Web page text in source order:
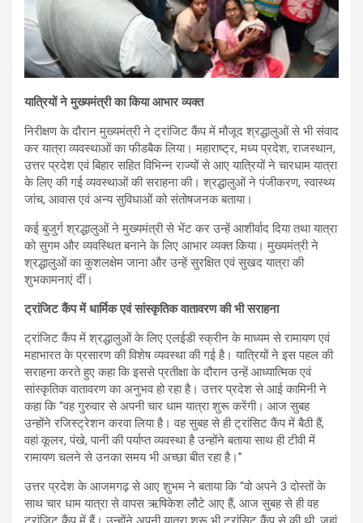
यात्रियों ने मुख्यमंत्री का किया आभार व्यक्त
निरीक्षण के दौरान मुख्यमंत्री ने ट्रांजिट कैंप में मौजूद श्रद्धालुओं से भी संवाद
कर यात्रा व्यवस्थाओं का फीडबैक लिया। महाराष्ट्र, मध्य प्रदेश, राजस्थान,
उत्तर प्रदेश एवं बिहार सहित विभिन्न राज्यों से आए यात्रियों ने चारधाम यात्रा
के लिए की गई व्यवस्थाओं की सराहना की। श्रद्धालुओं ने पंजीकरण, स्वास्थ्य
जांच, आवास एवं अन्य सुविधाओं को संतोषजनक बताया।
कई बुजुर्ग श्रद्धालुओं ने मुख्यमंत्री से भेंट कर उन्हें आशीर्वाद दिया तथा यात्रा
को सुगम और व्यवस्थित बनाने के लिए आभार व्यक्त किया। मुख्यमंत्री ने
श्रद्धालुओं का कुशलक्षेम जाना और उन्हें सुरक्षित एवं सुखद यात्रा की
शुभकामनाएं दीं।
ट्रांजिट कैंप में धार्मिक एवं सांस्कृतिक वातावरण की भी सराहना
ट्रांजिट कैंप में श्रद्धालुओं के लिए एलईडी स्क्रीन के माध्यम से रामायण एवं
महाभारत के प्रसारण की विशेष व्यवस्था की गई है। यात्रियों ने इस पहल की
सराहना करते हुए कहा कि इससे प्रतीक्षा के दौरान उन्हें आध्यात्मिक एवं
सांस्कृतिक वातावरण का अनुभव हो रहा है। उत्तर प्रदेश से आई कामिनी ने
कहा कि “वह गुरुवार से अपनी चार धाम यात्रा शुरू करेंगी। आज सुबह
उन्होंने रजिस्ट्रेशन करवा लिया है। वह सुबह से ही ट्रांसिट कैंप में बैठी हैं,
वहां कूलर, पंखे, पानी की पर्याप्त व्यवस्था है उन्होंने बताया साथ ही टीवी में
रामायण चलने से उनका समय भी अच्छा बीत रहा है।”
उत्तर प्रदेश के आजमगढ़ से आए शुभम ने बताया कि “वो अपने 3 दोस्तों के
साथ चार धाम यात्रा से वापस ऋषिकेश लौटे आए हैं, आज सुबह से ही वह